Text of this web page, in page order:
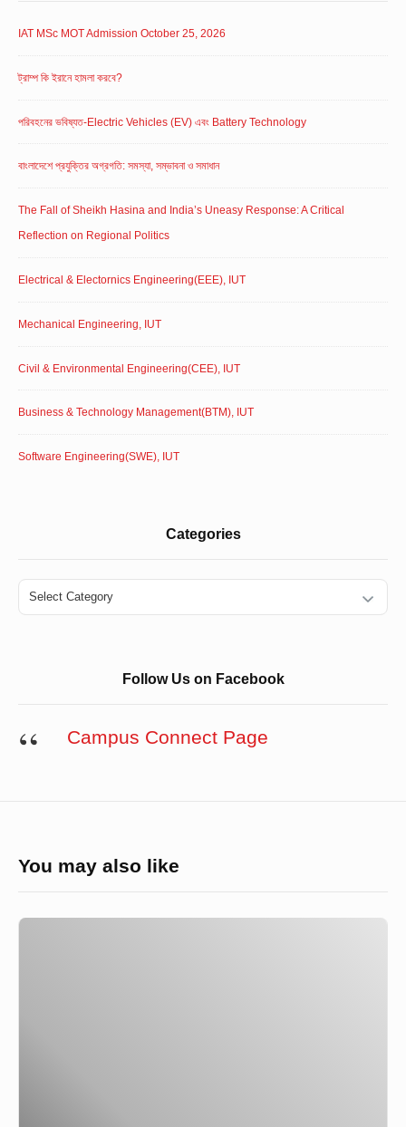
IAT MSc MOT Admission October 25, 2026
ট্রাম্প কি ইরানে হামলা করবে?
পরিবহনের ভবিষ্যত-Electric Vehicles (EV) এবং Battery Technology
বাংলাদেশে প্রযুক্তির অগ্রগতি: সমস্যা, সম্ভাবনা ও সমাধান
The Fall of Sheikh Hasina and India’s Uneasy Response: A Critical
Reflection on Regional Politics
Electrical & Electornics Engineering(EEE), IUT
Mechanical Engineering, IUT
Civil & Environmental Engineering(CEE), IUT
Business & Technology Management(BTM), IUT
Software Engineering(SWE), IUT
Categories
Categories
Follow Us on Facebook
Campus Connect Page
You may also like